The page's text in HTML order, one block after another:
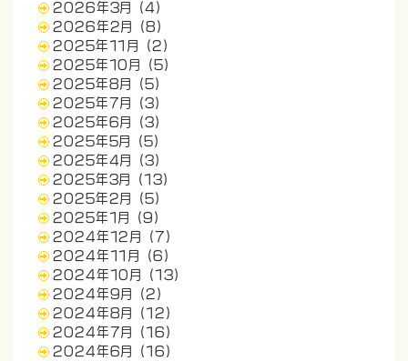
2026年3月
(4)
2026年2月
(8)
2025年11月
(2)
2025年10月
(5)
2025年8月
(5)
2025年7月
(3)
2025年6月
(3)
2025年5月
(5)
2025年4月
(3)
2025年3月
(13)
2025年2月
(5)
2025年1月
(9)
2024年12月
(7)
2024年11月
(6)
2024年10月
(13)
2024年9月
(2)
2024年8月
(12)
2024年7月
(16)
2024年6月
(16)